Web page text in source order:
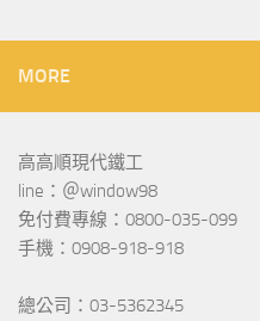
MORE
高高順現代鐵工
line：＠window98
免付費專線：0800-035-099
手機：0908-918-918
總公司：03-5362345